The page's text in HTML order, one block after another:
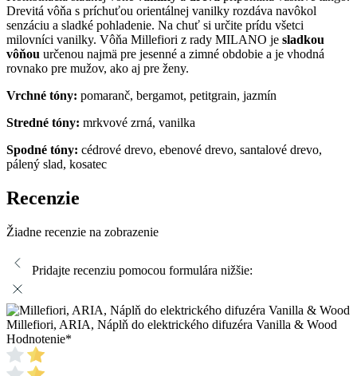
Drevitá vôňa s príchuťou orientálnej vanilky rozdáva navôkol
senzáciu a sladké pohladenie. Na chuť si určite prídu všetci
milovníci vanilky. Vôňa Millefiori z rady MILANO je sladkou
vôňou určenou najmä pre jesenné a zimné obdobie a je vhodná
rovnako pre mužov, ako aj pre ženy.
Vrchné tóny: pomaranč, bergamot, petitgrain, jazmín
Stredné tóny: mrkvové zrná, vanilka
Spodné tóny: cédrové drevo, ebenové drevo, santalové drevo,
pálený slad, kosatec
Recenzie
Žiadne recenzie na zobrazenie
Pridajte recenziu pomocou formulára nižšie:
Millefiori, ARIA, Náplň do elektrického difuzéra Vanilla & Wood
Hodnotenie*